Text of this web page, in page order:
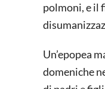
polmoni, e il
Un’epopea
domeniche